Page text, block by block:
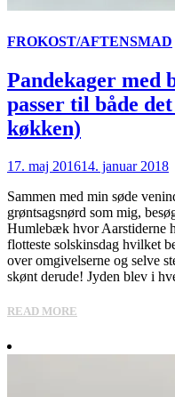
FROKOST/AFTENSMAD
Pandekager med
passer til både
køkken)
17. maj 201614. januar 2018
Sammen med min søde
grøntsagsnørd som mig,
Humlebæk hvor Aarstiderne
flotteste solskinsdag hvilket
over omgivelserne og selve
skønt derude! Jyden blev i
READ MORE